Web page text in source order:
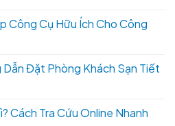
Công Cụ Hữu Ích Cho Công
Đặt Phòng Khách Sạn Tiết
Cách Tra Cứu Online Nhanh